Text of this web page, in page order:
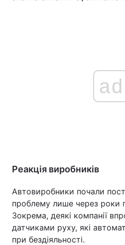
ad
Реакція виробників
Автовиробники почали
проблему лише через роки
Зокрема, деякі компанії
датчиками руху, які
при бездіяльності.